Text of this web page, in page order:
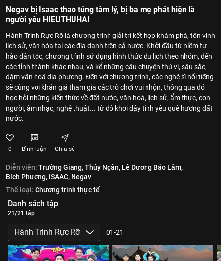
Negav bị Isaac thao túng tâm lý, bị ba mẹ phát hiện là
người yêu HIEUTHUHAI
Hành Trình Rực Rỡ là chương trình giải trí kết hợp khám phá, tôn vinh
lịch sử, văn hóa tại các địa danh trên cả nước. Khởi đầu từ niềm tự
hào dân tộc, chương trình sử dụng hình thức du lịch theo nhóm, đến
các tỉnh thành khác nhau, và kể những câu chuyện thú vị, sâu sắc,
đậm văn hoá địa phương. Đến với chương trình, các nghệ sĩ nổi tiếng
sẽ cùng với khán giả tham gia các trò chơi vui nhộn, thông qua đó
học hỏi những kiến thức về đất nước, văn hoá, lịch sử, ẩm thực, con
người, âm nhạc, nghệ thuật... từ đó khơi dậy tình yêu quê hương đất
nước.
0 Bình luận Chia sẻ
Diễn viên: Trường Giang,Thúy Ngân, Lê Dương Bảo Lâm,
Bích Phương, ISAAC, Negav
Thể loại: Chương trình thực tế
Danh sách tập
21/21 tập
Hành Trình Rực Rỡ 01-21